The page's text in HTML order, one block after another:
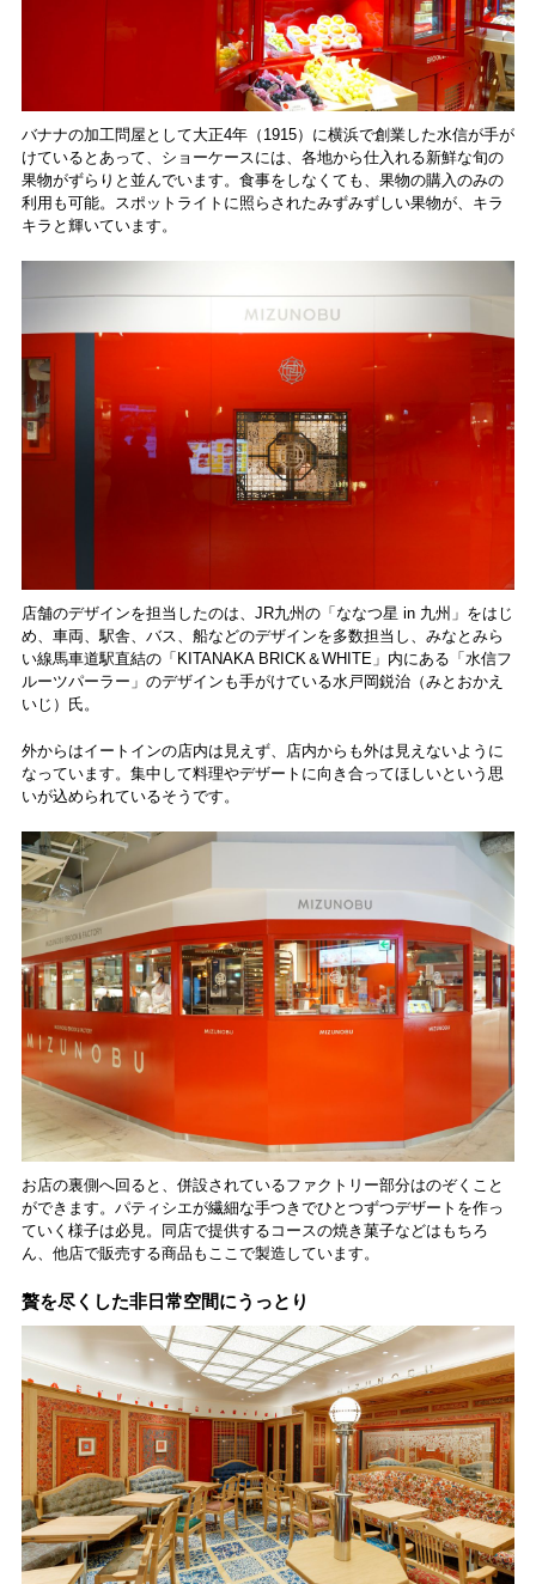
バナナの加工問屋として大正4年（1915）に横浜で創業した水信が手が
けているとあって、ショーケースには、各地から仕入れる新鮮な旬の
果物がずらりと並んでいます。食事をしなくても、果物の購入のみの
利用も可能。スポットライトに照らされたみずみずしい果物が、キラ
キラと輝いています。
店舗のデザインを担当したのは、JR九州の「ななつ星 in 九州」をはじ
め、車両、駅舎、バス、船などのデザインを多数担当し、みなとみら
い線⾺⾞道駅直結の「KITANAKA BRICK＆WHITE」内にある「水信フ
ルーツパーラー」のデザインも手がけている水戸岡鋭治（みとおかえ
いじ）氏。
外からはイートインの店内は見えず、店内からも外は見えないように
なっています。集中して料理やデザートに向き合ってほしいという思
いが込められているそうです。
お店の裏側へ回ると、併設されているファクトリー部分はのぞくこと
ができます。パティシエが繊細な手つきでひとつずつデザートを作っ
ていく様子は必見。同店で提供するコースの焼き菓子などはもちろ
ん、他店で販売する商品もここで製造しています。
贅を尽くした非日常空間にうっとり